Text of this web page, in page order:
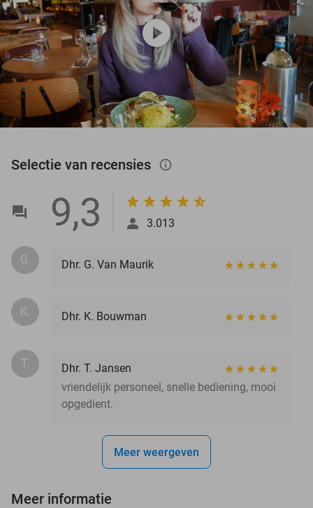
play_circle
Selectie van recensies info_outlined
9,3 3.013
G. Dhr. G. Van Maurik
K. Dhr. K. Bouwman
T.
Dhr. T. Jansen
vriendelijk personeel, snelle bediening, mooi
opgedient.
Meer weergeven
Meer informatie